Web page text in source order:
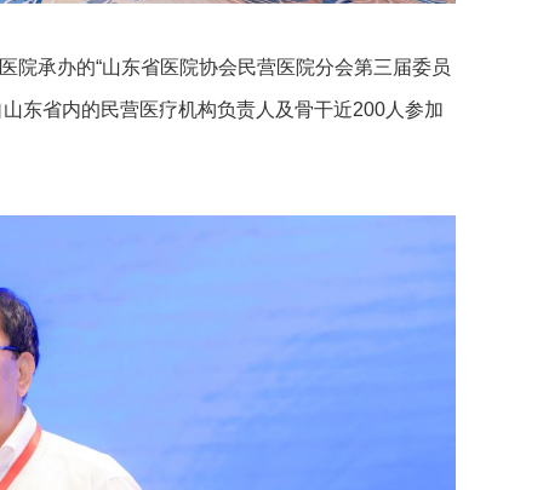
承办的“山东省医院协会民营医院分会第三届委员
东省内的民营医疗机构负责人及骨干近200人参加